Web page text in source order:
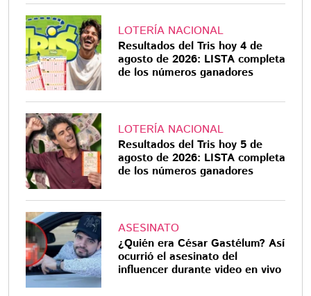
LOTERÍA NACIONAL
Resultados del Tris hoy 4 de
agosto de 2026: LISTA completa
de los números ganadores
LOTERÍA NACIONAL
Resultados del Tris hoy 5 de
agosto de 2026: LISTA completa
de los números ganadores
ASESINATO
¿Quién era César Gastélum? Así
ocurrió el asesinato del
influencer durante video en vivo